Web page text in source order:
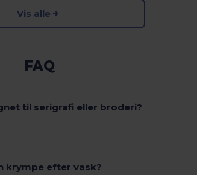
Vis alle
FAQ
til serigrafi eller broderi?
krympe efter vask?